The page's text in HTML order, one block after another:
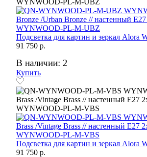
Подсветка для картин и зеркал Alora
91 750 р.
В наличии: 2
Купить
Подсветка для картин и зеркал Alora
91 750 р.